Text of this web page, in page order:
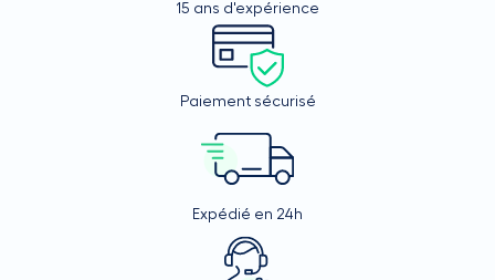
15 ans d'expérience
Paiement sécurisé
Expédié en 24h